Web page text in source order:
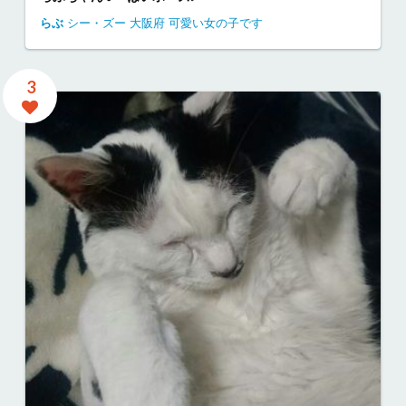
らぶ シー・ズー 大阪府 可愛い女の子です
3